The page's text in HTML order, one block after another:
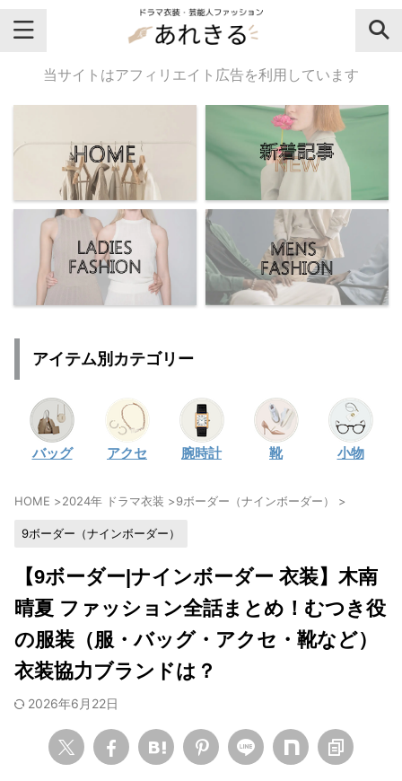
＼芸能人名・ドラマ名で検索♪／
気になるドラマ名や芸能人名でおし
ゃれなドラマ衣装・ファッションを
チェックしてね♪
【よく検索されてる女性芸能人】
・
広瀬すず
川口春奈
・ 石原さとみ
・広瀬アリス
永野芽郁
・波瑠
・奈緒
・高畑充希
さとうほなみ
・
前田敦子
・水川あさみ
・田中みな実
松岡茉優
福原遥
当サイトはアフィリエイト広告を利用しています
アイテム別カテゴリー
バッグ アクセ 腕時計 靴 小物
HOME >2024年 ドラマ衣装 >9ボーダー（ナインボーダー） >
9ボーダー（ナインボーダー）
【9ボーダー|ナインボーダー 衣装】木南
晴夏 ファッション全話まとめ！むつき役
の服装（服・バッグ・アクセ・靴など）
衣装協力ブランドは？
2026年6月22日